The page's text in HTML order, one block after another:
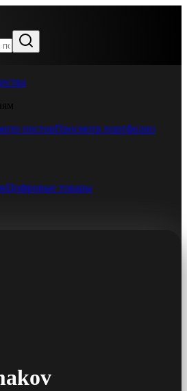
постовПросмотр портфолио
Цифровые товары